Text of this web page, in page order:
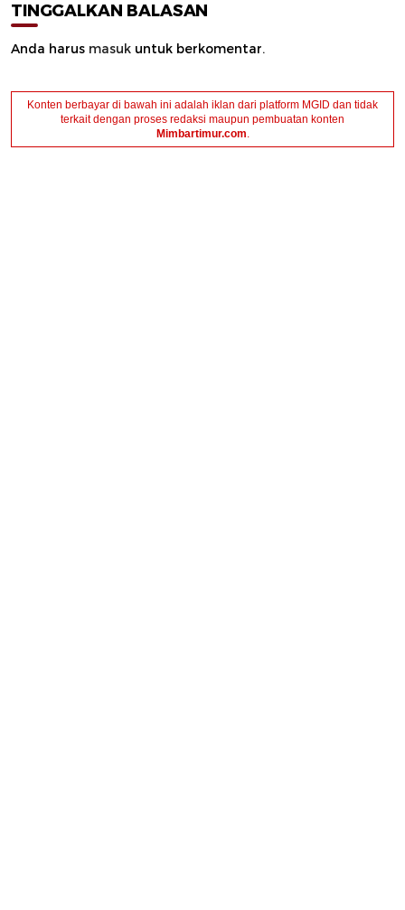
TINGGALKAN BALASAN
Anda harus masuk untuk berkomentar.
Konten berbayar di bawah ini adalah iklan dari platform MGID dan tidak
terkait dengan proses redaksi maupun pembuatan konten
Mimbartimur.com.